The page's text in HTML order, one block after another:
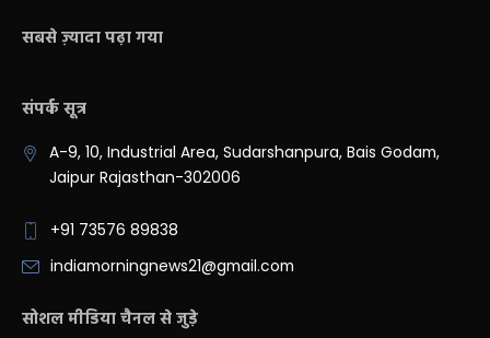
सबसे ज़्यादा पढ़ा गया
संपर्क सूत्र
A-9, 10, Industrial Area, Sudarshanpura, Bais Godam,
Jaipur Rajasthan-302006
+91 73576 89838
indiamorningnews21@gmail.com
सोशल मीडिया चैनल से जुड़े